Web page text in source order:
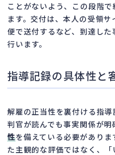
ことがないよう、この段階
ます。交付は、本人の受領
便で送付するなど、到達し
行います。
指導記録の具体性と
解雇の正当性を裏付ける指
判官が読んでも事実関係が明
性を備えている必要があり
た主観的な評価ではなく、